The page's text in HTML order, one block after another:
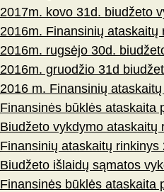
2017m. kovo 31d. biudžeto
2016m. Finansinių ataskaitų
2016m. rugsėjo 30d.
2016m. gruodžio 31d
2016 m. Finansinių
Finansinės būklės ataskaita
Biudžeto vykdymo ataskaitų
Finansinių ataskaitų rinkinys
Biudžeto išlaidų sąmatos
Finansinės būklės ataskaita